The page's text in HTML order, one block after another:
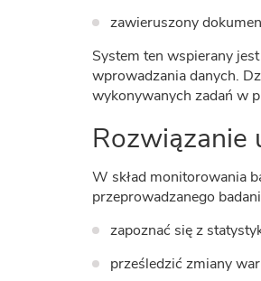
zawieruszony
System ten wspierany
wprowadzania danych.
wykonywanych zadań w
Rozwiązanie
W skład monitorowania
przeprowadzanego
zapoznać się z
prześledzić zmiany